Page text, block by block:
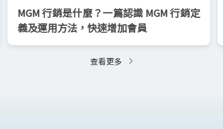
MGM 行銷是什麼？一篇認識 MGM 行銷定
義及運用方法，快速增加會員
查看更多